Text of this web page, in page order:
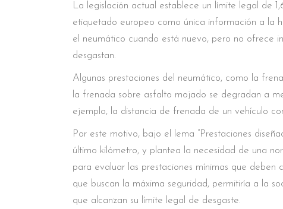
La legislación actual establece un límite legal de
etiquetado europeo como única información a la
el neumático cuando está nuevo, pero no ofrece
desgastan.
Algunas prestaciones del neumático, como la
la frenada sobre asfalto mojado se degradan a
ejemplo, la distancia de frenada de un vehículo
Por este motivo, bajo el lema “Prestaciones
último kilómetro, y plantea la necesidad de una
para evaluar las prestaciones mínimas que deben
que buscan la máxima seguridad, permitiría a la
que alcanzan su límite legal de desgaste.